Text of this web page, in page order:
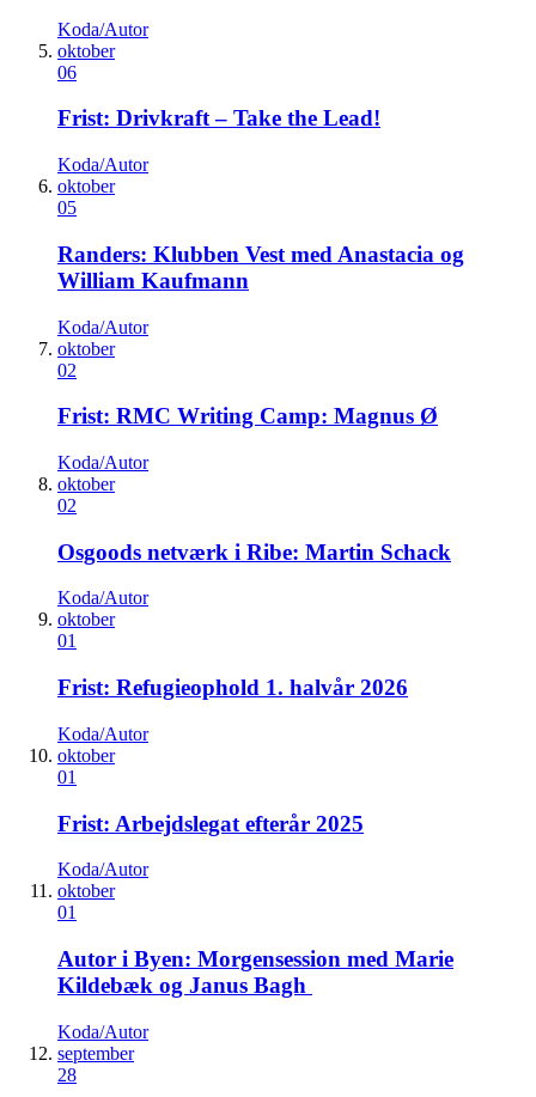
Koda/Autor
oktober
06
Frist: Drivkraft – Take the Lead!
Koda/Autor
oktober
05
Randers: Klubben Vest med Anastacia og
William Kaufmann
Koda/Autor
oktober
02
Frist: RMC Writing Camp: Magnus Ø
Koda/Autor
oktober
02
Osgoods netværk i Ribe: Martin Schack
Koda/Autor
oktober
01
Frist: Refugieophold 1. halvår 2026
Koda/Autor
oktober
01
Frist: Arbejdslegat efterår 2025
Koda/Autor
oktober
01
Autor i Byen: Morgensession med Marie
Kildebæk og Janus Bagh
Koda/Autor
september
28